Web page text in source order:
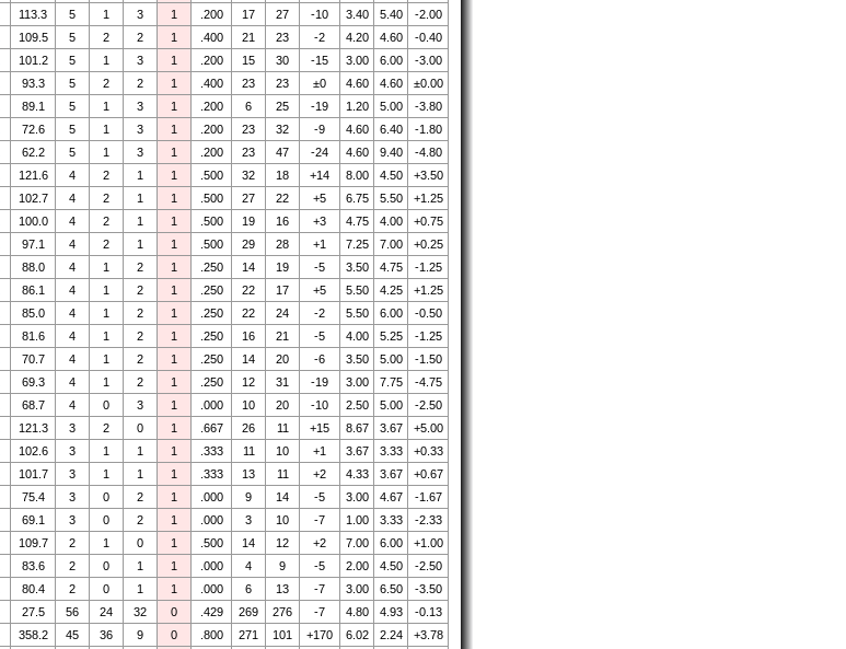
113.3 5 1 3 1 .200 17 27 -10 3.40 5.40
-2.00
109.5 5 2 2 1 .400 21 23 -2 4.20 4.60
-0.40
101.2 5 1 3 1 .200 15 30 -15 3.00 6.00
-3.00
93.3 5 2 2 1 .400 23 23 ±0 4.60 4.60
±0.00
89.1 5 1 3 1 .200 6 25 -19 1.20 5.00
-3.80
72.6 5 1 3 1 .200 23 32 -9 4.60 6.40
-1.80
62.2 5 1 3 1 .200 23 47 -24 4.60 9.40
-4.80
121.6 4 2 1 1 .500 32 18 +14 8.00 4.50
+3.50
102.7 4 2 1 1 .500 27 22 +5 6.75 5.50
+1.25
100.0 4 2 1 1 .500 19 16 +3 4.75 4.00
+0.75
97.1 4 2 1 1 .500 29 28 +1 7.25 7.00
+0.25
88.0 4 1 2 1 .250 14 19 -5 3.50 4.75
-1.25
86.1 4 1 2 1 .250 22 17 +5 5.50 4.25
+1.25
85.0 4 1 2 1 .250 22 24 -2 5.50 6.00
-0.50
81.6 4 1 2 1 .250 16 21 -5 4.00 5.25
-1.25
70.7 4 1 2 1 .250 14 20 -6 3.50 5.00
-1.50
69.3 4 1 2 1 .250 12 31 -19 3.00 7.75
-4.75
68.7 4 0 3 1 .000 10 20 -10 2.50 5.00
-2.50
121.3 3 2 0 1 .667 26 11 +15 8.67 3.67
+5.00
102.6 3 1 1 1 .333 11 10 +1 3.67 3.33
+0.33
101.7 3 1 1 1 .333 13 11 +2 4.33 3.67
+0.67
75.4 3 0 2 1 .000 9 14 -5 3.00 4.67
-1.67
69.1 3 0 2 1 .000 3 10 -7 1.00 3.33
-2.33
109.7 2 1 0 1 .500 14 12 +2 7.00 6.00
+1.00
83.6 2 0 1 1 .000 4 9 -5 2.00 4.50
-2.50
80.4 2 0 1 1 .000 6 13 -7 3.00 6.50
-3.50
27.5 56 24 32 0 .429 269 276 -7 4.80 4.93
-0.13
358.2 45 36 9 0 .800 271 101 +170 6.02 2.24
+3.78